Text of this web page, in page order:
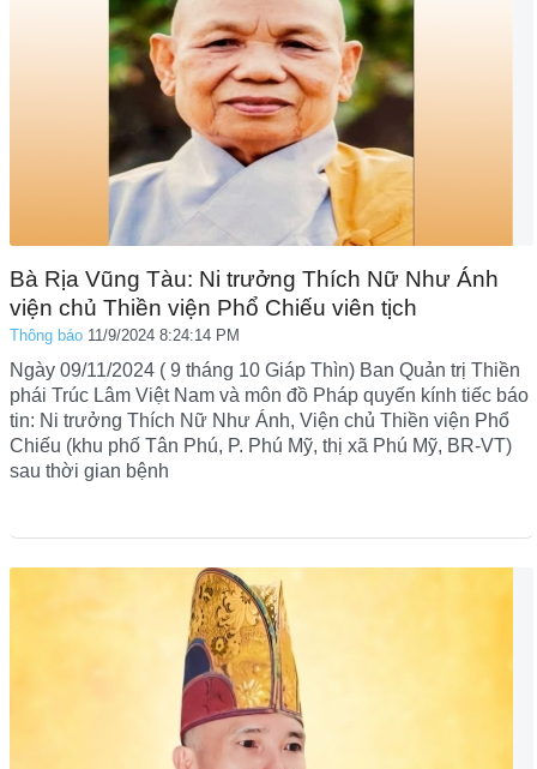
Bà Rịa Vũng Tàu: Ni trưởng Thích Nữ Như Ánh
viện chủ Thiền viện Phổ Chiếu viên tịch
Thông báo 11/9/2024 8:24:14 PM
Ngày 09/11/2024 ( 9 tháng 10 Giáp Thìn) Ban Quản trị Thiền
phái Trúc Lâm Việt Nam và môn đồ Pháp quyến kính tiếc báo
tin: Ni trưởng Thích Nữ Như Ánh, Viện chủ Thiền viện Phổ
Chiếu (khu phố Tân Phú, P. Phú Mỹ, thị xã Phú Mỹ, BR-VT)
sau thời gian bệnh